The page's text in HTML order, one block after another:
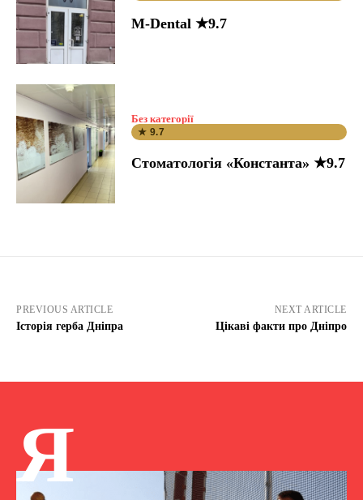
M-Dental ★9.7
Без категорії
★ 9.7
Стоматологія «Константа» ★9.7
PREVIOUS ARTICLE
Історія герба Дніпра
NEXT ARTICLE
Цікаві факти про Дніпро
Я